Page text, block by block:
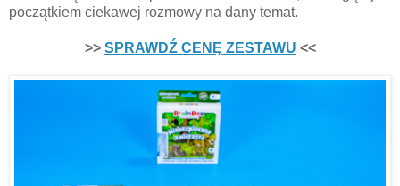
początkiem ciekawej rozmowy na dany temat.
>> SPRAWDŹ CENĘ ZESTAWU <<